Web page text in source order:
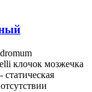
клочок мозжечка